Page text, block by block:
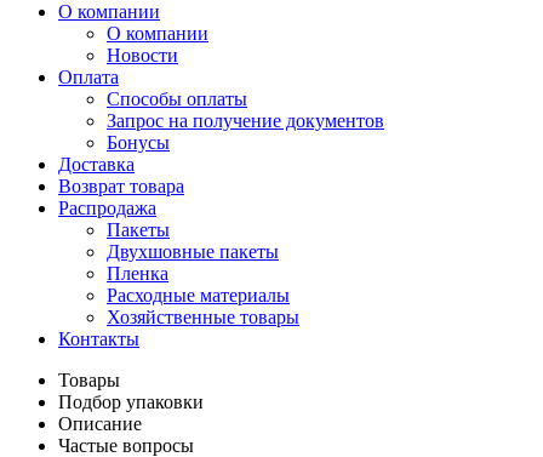
О компании
О компании
Новости
Оплата
Способы оплаты
Запрос на получение документов
Бонусы
Доставка
Возврат товара
Распродажа
Пакеты
Двухшовные пакеты
Пленка
Расходные материалы
Хозяйственные товары
Контакты
Товары
Подбор упаковки
Описание
Частые вопросы